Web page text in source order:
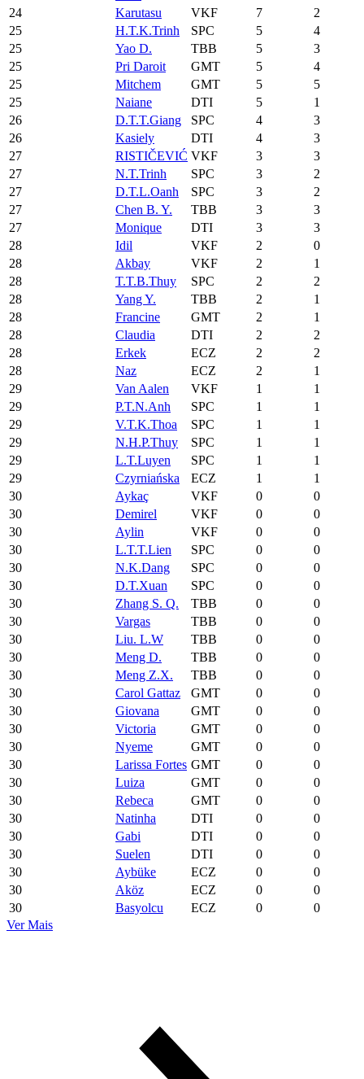
24
Karutasu VKF 7
2
25
H.T.K.Trinh SPC 5
4
25
Yao D. TBB 5
3
25
Pri Daroit GMT 5
4
25
Mitchem GMT 5
5
25
Naiane DTI 5
1
26
D.T.T.Giang SPC 4
3
26
Kasiely DTI 4
3
27
RISTIČEVIĆ VKF 3
3
27
N.T.Trinh SPC 3
2
27
D.T.L.Oanh SPC 3
2
27
Chen B. Y. TBB 3
3
27
Monique DTI 3
3
28
Idil VKF 2
0
28
Akbay VKF 2
1
28
T.T.B.Thuy SPC 2
2
28
Yang Y. TBB 2
1
28
Francine GMT 2
1
28
Claudia DTI 2
2
28
Erkek ECZ 2
2
28
Naz ECZ 2
1
29
Van Aalen VKF 1
1
29
P.T.N.Anh SPC 1
1
29
V.T.K.Thoa SPC 1
1
29
N.H.P.Thuy SPC 1
1
29
L.T.Luyen SPC 1
1
29
Czyrniańska ECZ 1
1
30
Aykaç VKF 0
0
30
Demirel VKF 0
0
30
Aylin VKF 0
0
30
L.T.T.Lien SPC 0
0
30
N.K.Dang SPC 0
0
30
D.T.Xuan SPC 0
0
30
Zhang S. Q. TBB 0
0
30
Vargas TBB 0
0
30
Liu. L.W TBB 0
0
30
Meng D. TBB 0
0
30
Meng Z.X. TBB 0
0
30
Carol Gattaz GMT 0
0
30
Giovana GMT 0
0
30
Victoria GMT 0
0
30
Nyeme GMT 0
0
30
Larissa Fortes GMT 0
0
30
Luiza GMT 0
0
30
Rebeca GMT 0
0
30
Natinha DTI 0
0
30
Gabi DTI 0
0
30
Suelen DTI 0
0
30
Aybüke ECZ 0
0
30
Aköz ECZ 0
0
30
Basyolcu ECZ 0
0
Ver Mais